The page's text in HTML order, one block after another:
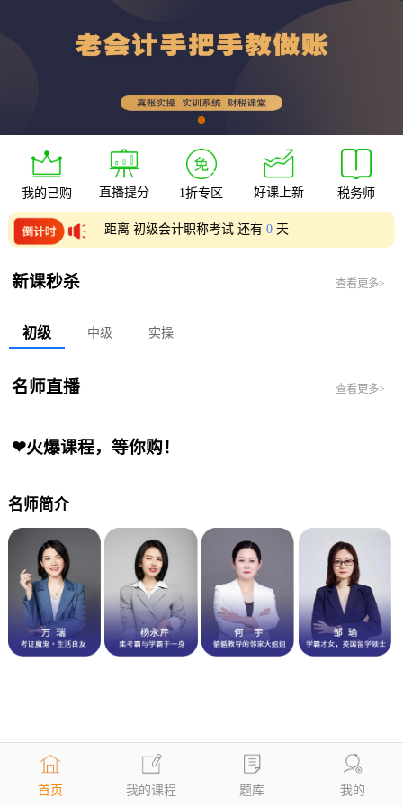
首页 我的课程 题库 我的
我的已购 直播提分 1折专区 好课上新 税务师
距离 初级会计职称考试 还有0 天
新课秒杀 查看更多>
初级 中级 实操
名师直播 查看更多>
❤火爆课程，等你购！
名师简介